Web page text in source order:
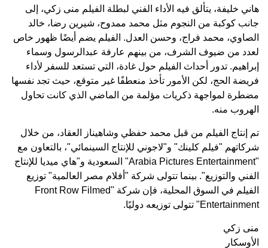
هاني خليفة، يتألق فيه الأداء الفني لبطلة الفيلم منى زكي، إلى
جانب كوكبة من النجوم مثل محمد ممدوح، شيرين رضا، خالد
الصاوي، محمد فراج، وحسن العدل. الفيلم يضم أيضًا ظهور خاص
لعدد من ضيوف الشرف، من بينهم عارفة عبدالرسول وسماء
إبراهيم. تدور أحداث الفيلم حول غادة، التي تستعد للسفر لأداء
فريضة الحج، لكن الأمور تأخذ منعطفًا غير متوقع، حيث تجد نفسها
مضطرة لمواجهة ذكريات مؤلمة من الماضي الذي كانت تحاول
الهروب منه.
تم إنتاج الفيلم من قبل محمد حفظي وشاهيناز العقاد، من خلال
شركاتهم "فيلم كلينك" و"لاجوني للإنتاج السينمائي"، بالتعاون مع
"Arabia Pictures Entertainment" السعودية و"هاي ميديا للإنتاج
الفني والتوزيع". بينما تتولى شركة "أفلام مصر العالمية" توزيع
الفيلم في السوق المحلية، فإن شركة "Front Row Filmed
Entertainment" تتولى توزيعه دوليًا.
منى زكي
الأوسكار